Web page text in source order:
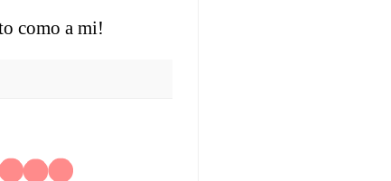
como a mi!